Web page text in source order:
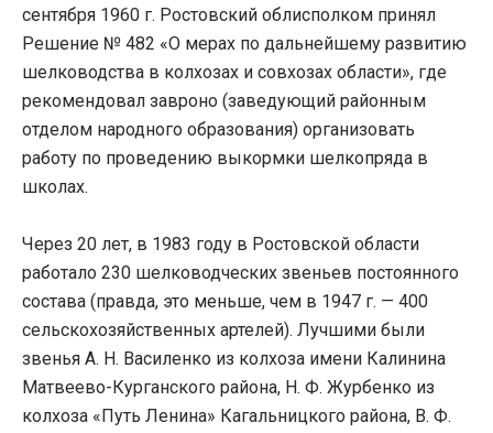
сентября 1960 г. Ростовский облисполком принял
Решение № 482 «О мерах по дальнейшему развитию
шелководства в колхозах и совхозах области», где
рекомендовал завроно (заведующий районным
отделом народного образования) организовать
работу по проведению выкормки шелкопряда в
школах.
Через 20 лет, в 1983 году в Ростовской области
работало 230 шелководческих звеньев постоянного
состава (правда, это меньше, чем в 1947 г. — 400
сельскохозяйственных артелей). Лучшими были
звенья А. Н. Василенко из колхоза имени Калинина
Матвеево-Курганского района, Н. Ф. Журбенко из
колхоза «Путь Ленина» Кагальницкого района, В. Ф.